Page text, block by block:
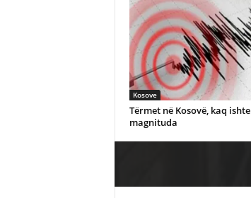
Kosove
Tërmet në Kosovë, kaq ishte
magnituda